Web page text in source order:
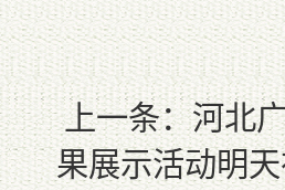
上一条：河北
果展示活动明